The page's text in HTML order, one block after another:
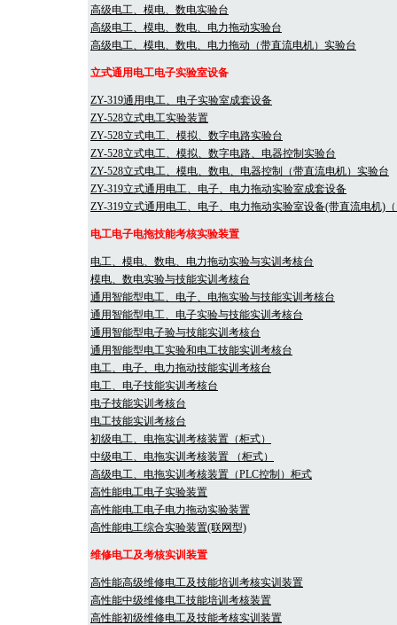
高级电工、模电、数电实验台
高级电工、模电、数电、电力拖动实验台
高级电工、模电、数电、电力拖动（带直流电机）实验台
立式通用电工电子实验室设备
ZY-319通用电工、电子实验室成套设备
ZY-528立式电工实验装置
ZY-528立式电工、模拟、数字电路实验台
ZY-528立式电工、模拟、数字电路、电器控制实验台
ZY-528立式电工、模电、数电、电器控制（带直流电机）实验台
ZY-319立式通用电工、电子、电力拖动实验室成套设备
ZY-319立式通用电工、电子、电力拖动实验室设备(带直流电机)
电工电子电拖技能考核实验装置
电工、模电、数电、电力拖动实验与实训考核台
模电、数电实验与技能实训考核台
通用智能型电工、电子、电拖实验与技能实训考核台
通用智能型电工、电子实验与技能实训考核台
通用智能型电子验与技能实训考核台
通用智能型电工实验和电工技能实训考核台
电工、电子、电力拖动技能实训考核台
电工、电子技能实训考核台
电子技能实训考核台
电工技能实训考核台
初级电工、电拖实训考核装置（柜式）
中级电工、电拖实训考核装置 （柜式）
高级电工、电拖实训考核装置（PLC控制）柜式
高性能电工电子实验装置
高性能电工电子电力拖动实验装置
高性能电工综合实验装置(联网型)
维修电工及考核实训装置
高性能高级维修电工及技能培训考核实训装置
高性能中级维修电工技能培训考核装置
高性能初级维修电工及技能考核实训装置